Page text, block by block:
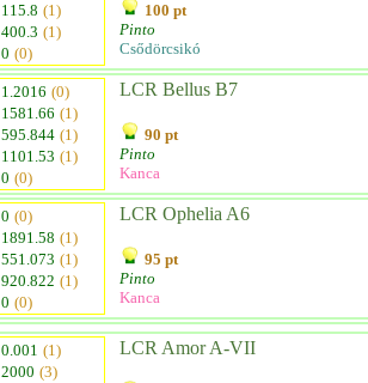
115.8 (1)
400.3 (1)
0 (0)
100 pt
Pinto
Csődörcsikó
1.2016 (0)
1581.66 (1)
595.844 (1)
1101.53 (1)
0 (0)
LCR Bellus B7
90 pt
Pinto
Kanca
0 (0)
1891.58 (1)
551.073 (1)
920.822 (1)
0 (0)
LCR Ophelia A6
95 pt
Pinto
Kanca
0.001 (1)
2000 (3)
LCR Amor A-VII